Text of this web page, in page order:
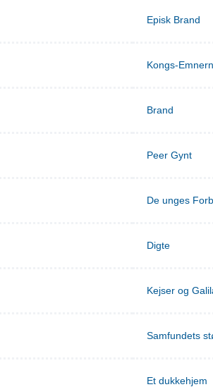
Episk Brand
Kongs-
Brand
Peer Gynt
De unges
Digte
Kejser og
Samfundets
Et dukkehjem